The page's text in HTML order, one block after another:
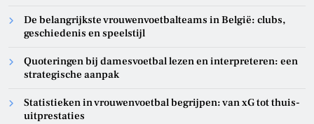
De belangrijkste vrouwenvoetbalteams in België: clubs,
geschiedenis en speelstijl
Quoteringen bij damesvoetbal lezen en interpreteren: een
strategische aanpak
Statistieken in vrouwenvoetbal begrijpen: van xG tot thuis-
uitprestaties